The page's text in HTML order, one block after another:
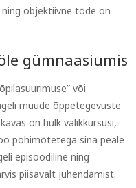
objektiivne tõde on
gümnaasiumis
või
muude õppetegevuste
on hulk valikkursusi,
põhimõtetega sina peale
episoodiline ning
piisavalt juhendamist.